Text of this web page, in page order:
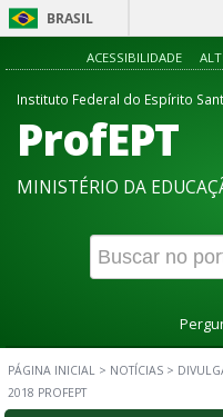
BRASIL
ACESSIBILIDADE
Instituto Federal do Espírito
ProfEPT
MINISTÉRIO DA
PÁGINA INICIAL > NOTÍCIAS >
2018 PROFEPT